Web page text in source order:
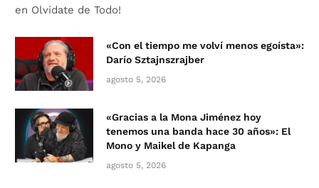
en Olvidate de Todo!
«Con el tiempo me volví menos egoísta»:
Darío Sztajnszrajber
agosto 5, 2026
«Gracias a la Mona Jiménez hoy
tenemos una banda hace 30 años»: El
Mono y Maikel de Kapanga
agosto 5, 2026